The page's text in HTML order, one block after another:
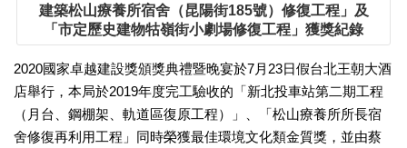
化
局
業
務
項
建築松山療養所宿舍（昆陽街185號）修復工程」及
「市定歷史建物牯嶺街小劇場修復工程」獲獎紀錄
2020國家卓越建設獎頒獎典禮暨晚宴於7月23日假台北王朝大酒
店舉行，本局於2019年度完工驗收的「新北投車站第二期工程
（月台、鋼棚架、軌道區復原工程）」、「松山療養所所長宿
舍修復再利用工程」同時榮獲最佳環境文化類金質獎，並由蔡